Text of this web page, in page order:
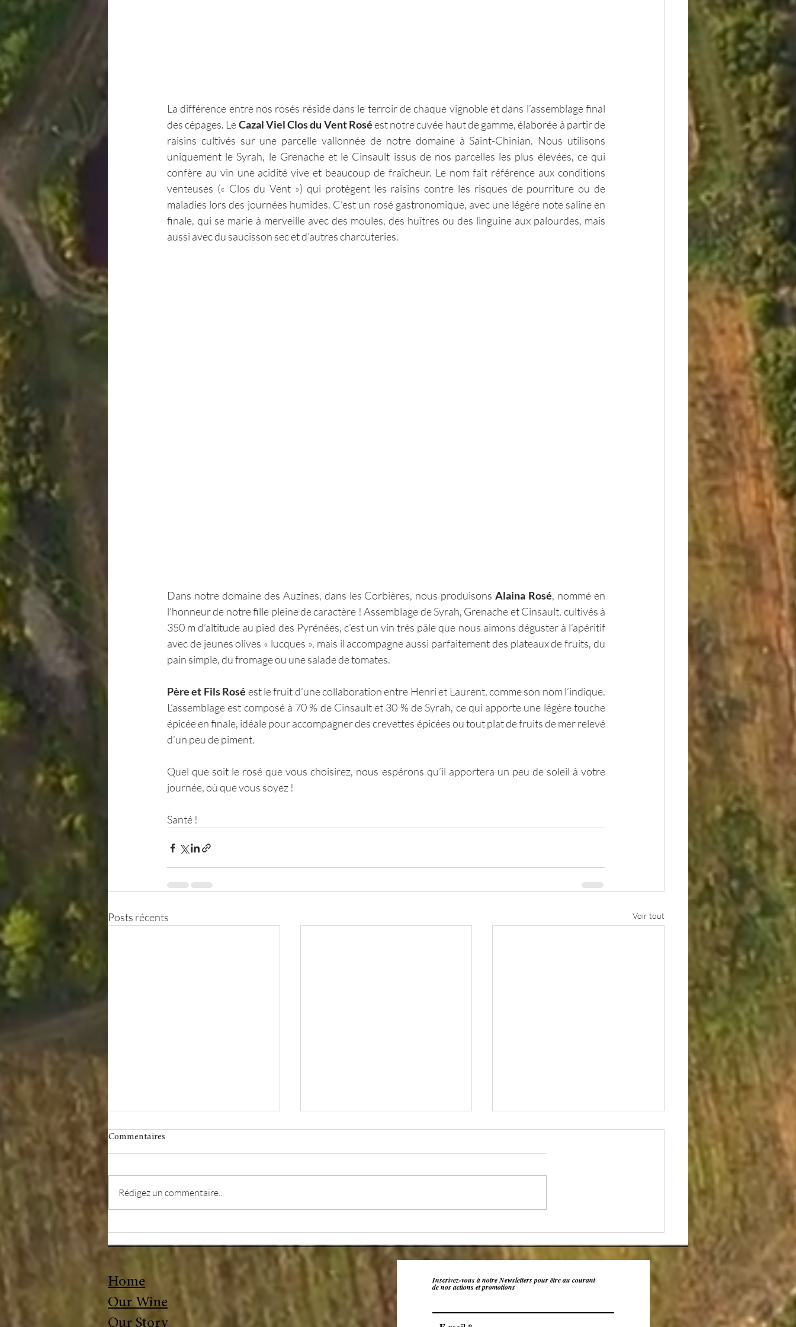
La différence entre nos rosés réside dans le terroir de chaque vignoble et dans l’assemblage final
des cépages. Le Cazal Viel Clos du Vent Rosé est notre cuvée haut de gamme, élaborée à partir de
raisins cultivés sur une parcelle vallonnée de notre domaine à Saint-Chinian. Nous utilisons
uniquement le Syrah, le Grenache et le Cinsault issus de nos parcelles les plus élevées, ce qui
confère au vin une acidité vive et beaucoup de fraîcheur. Le nom fait référence aux conditions
venteuses (« Clos du Vent ») qui protègent les raisins contre les risques de pourriture ou de
maladies lors des journées humides. C’est un rosé gastronomique, avec une légère note saline en
finale, qui se marie à merveille avec des moules, des huîtres ou des linguine aux palourdes, mais
aussi avec du saucisson sec et d’autres charcuteries.
Dans notre domaine des Auzines, dans les Corbières, nous produisons Alaina Rosé, nommé en
l’honneur de notre fille pleine de caractère ! Assemblage de Syrah, Grenache et Cinsault, cultivés à
350 m d’altitude au pied des Pyrénées, c’est un vin très pâle que nous aimons déguster à l’apéritif
avec de jeunes olives « lucques », mais il accompagne aussi parfaitement des plateaux de fruits, du
pain simple, du fromage ou une salade de tomates.
Père et Fils Rosé est le fruit d’une collaboration entre Henri et Laurent, comme son nom l’indique.
L’assemblage est composé à 70 % de Cinsault et 30 % de Syrah, ce qui apporte une légère touche
épicée en finale, idéale pour accompagner des crevettes épicées ou tout plat de fruits de mer relevé
d’un peu de piment.
Quel que soit le rosé que vous choisirez, nous espérons qu’il apportera un peu de soleil à votre
journée, où que vous soyez !
Santé !
Posts récents Voir tout
Commentaires
Rédigez un commentaire...
Home
Our Wine
Our Story
Inscrivez-vous à notre Newsletters pour être au courant
de nos actions et promotions